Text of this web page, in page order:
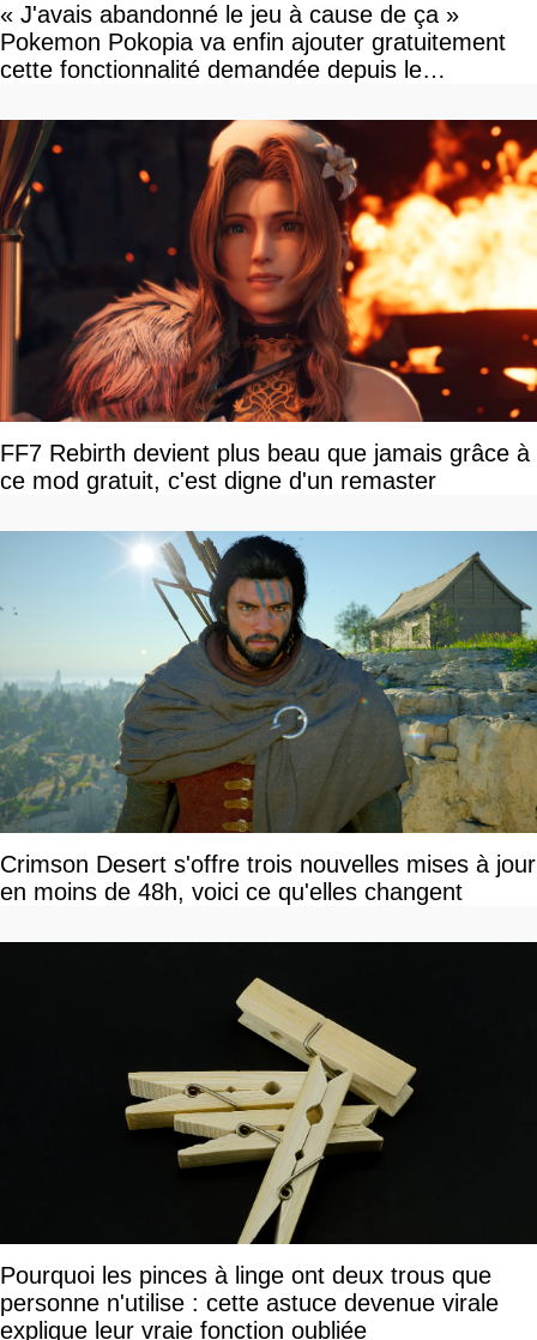
« J'avais abandonné le jeu à cause de ça »
Pokemon Pokopia va enfin ajouter gratuitement
cette fonctionnalité demandée depuis le
FF7 Rebirth devient plus beau que jamais grâce à
ce mod gratuit, c'est digne d'un remaster
Crimson Desert s'offre trois nouvelles mises à jour
en moins de 48h, voici ce qu'elles changent
Pourquoi les pinces à linge ont deux trous que
personne n'utilise : cette astuce devenue virale
explique leur vraie fonction oubliée